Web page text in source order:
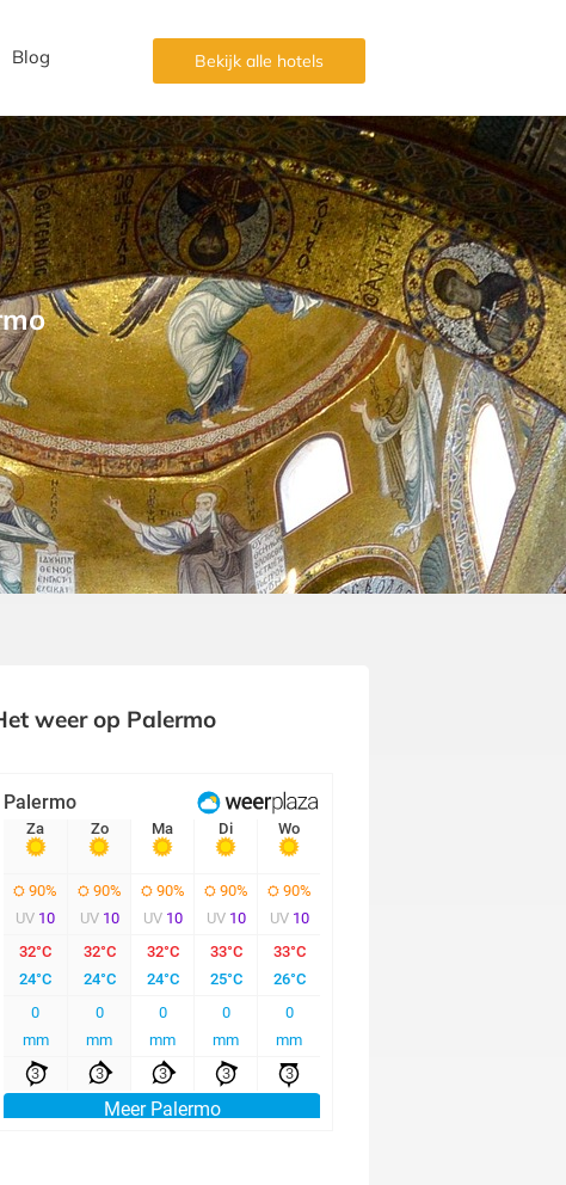
Blog Bekijk alle hotels
weer op Palermo